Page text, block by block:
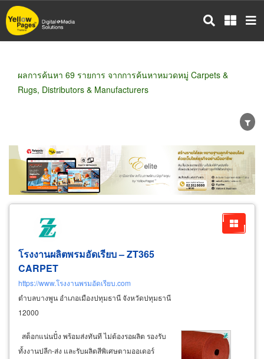
ข้าม
ไป
ผลการค้นหา 69 รายการ จากการค้นหาหมวดหมู่ Carpets &
Rugs, Distributors & Manufacturers
ขายส่ง ขายปลีก ผู้ผลิต
ตัวแทนจัดจำหน่าย
ผู้ส่งออก/นำเข้า
ธุรกิจบริการ
โรงงานผลิตพรมอัดเรียบ – ZT365
CARPET
https://www.โรงงานพรมอัดเรียบ.com
ตำบลบางพูน อำเภอเมืองปทุมธานี จังหวัดปทุมธานี
12000
สต็อกแน่นปั๋ง พร้อมส่งทันที ไม่ต้องรอผลิต รองรับ
ทั้งงานปลีก-ส่ง และรับผลิตสีพิเศษตามออเดอร์